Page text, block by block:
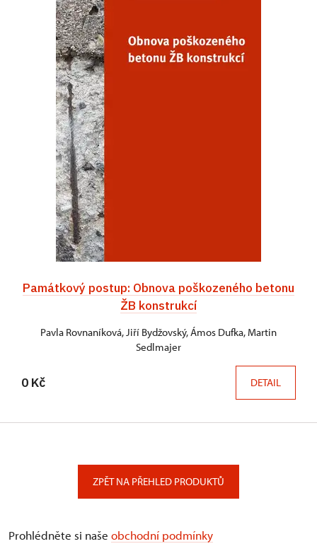
Památkový postup: Obnova poškozeného betonu
ŽB konstrukcí
Pavla Rovnaníková, Jiří Bydžovský, Ámos Dufka, Martin
Sedlmajer
0 Kč DETAIL
ZPĚT NA PŘEHLED PRODUKTŮ
Prohlédněte si naše obchodní podmínky